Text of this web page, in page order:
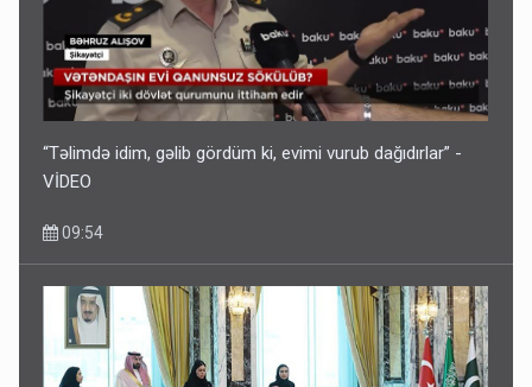
“Təlimdə idim, gəlib gördüm ki, evimi vurub dağıdırlar” -
VİDEO
09:54